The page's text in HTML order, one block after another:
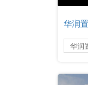
华润
华润